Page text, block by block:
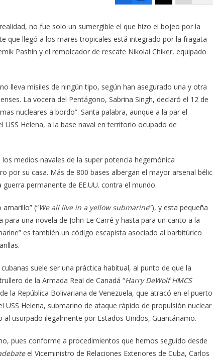
no fue solo un sumergible el que hizo el bojeo por la
que llegó a los mares tropicales está integrado por la fragata
Pashin y el remolcador de rescate Nikolai Chiker, equipado
lleva misiles de ningún tipo, según han asegurado una y otra
La vocera del Pentágono, Sabrina Singh, declaró el 12 de
nucleares a bordo”. Santa palabra, aunque a la par el
Helena, a la base naval en territorio ocupado de
medios navales de la super potencia hegemónica
por su casa. Más de 800 bases albergan el mayor arsenal
permanente de EE.UU. contra el mundo.
(“We all live in a yellow submarine”), y esta pequeña
una novela de John Le Carré y hasta para un canto a la
es también un código escapista asociado al barbitúrico
suele ser una práctica habitual, al punto de que la
de la Armada Real de Canadá “Harry DeWolf HMCS
la República Bolivariana de Venezuela, que atracó en el puerto
Helena, submarino de ataque rápido de propulsión nuclear
usurpado ilegalmente por Estados Unidos, Guantánamo.
pues conforme a procedimientos que hemos seguido desde
el Viceministro de Relaciones Exteriores de Cuba, Carlos